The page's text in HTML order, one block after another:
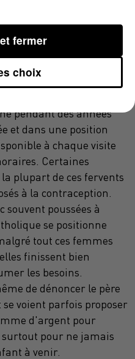
"Plein Jour" est
bienveillante aux
pendant des années
et dans une position
à chaque visite
Certaines
plupart de ces fervents
à la contraception.
souvent poussées à
se positionne
tout ces femmes
finissent bien
les besoins.
de dénoncer le père
voient parfois proposer
d'argent pour
pour ne jamais
à venir.
choix
fermer